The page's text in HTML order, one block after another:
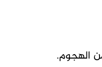
الهجوم.